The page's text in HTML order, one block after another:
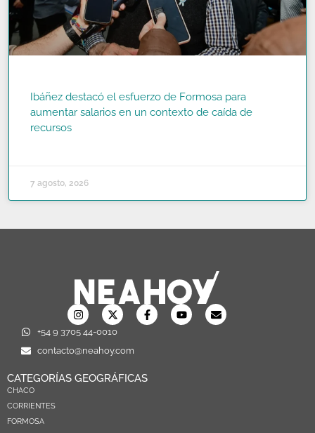
Ibáñez destacó el esfuerzo de Formosa para
aumentar salarios en un contexto de caída de
recursos
7 agosto, 2026
+54 9 3705 44-0010
contacto@neahoy.com
CATEGORÍAS GEOGRÁFICAS
CHACO
CORRIENTES
FORMOSA